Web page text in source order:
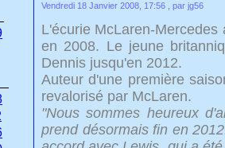
Vendredi 18 Janvier 2008, 17:56 , par jg56
L'écurie McLaren-
en 2008. Le jeune
Dennis jusqu'en 2012.
Auteur d'une première
revalorisé par McLaren.
"Nous sommes heureux
prend désormais fin en